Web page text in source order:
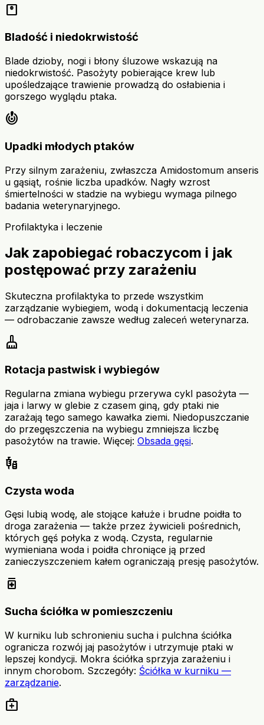
monitor_weight
Bladość i niedokrwistość
Blade dzioby, nogi i błony śluzowe wskazują na
niedokrwistość. Pasożyty pobierające krew lub
upośledzające trawienie prowadzą do osłabienia i
gorszego wyglądu ptaka.
crisis_alert
Upadki młodych ptaków
Przy silnym zarażeniu, zwłaszcza Amidostomum anseris
u gąsiąt, rośnie liczba upadków. Nagły wzrost
śmiertelności w stadzie na wybiegu wymaga pilnego
badania weterynaryjnego.
Profilaktyka i leczenie
Jak zapobiegać robaczycom i jak
postępować przy zarażeniu
Skuteczna profilaktyka to przede wszystkim
zarządzanie wybiegiem, wodą i dokumentacją leczenia
— odrobaczanie zawsze według zaleceń weterynarza.
cleaning_services
Rotacja pastwisk i wybiegów
Regularna zmiana wybiegu przerywa cykl pasożyta —
jaja i larwy w glebie z czasem giną, gdy ptaki nie
zarażają tego samego kawałka ziemi. Niedopuszczanie
do przegęszczenia na wybiegu zmniejsza liczbę
pasożytów na trawie. Więcej: Obsada gęsi.
vaccines
Czysta woda
Gęsi lubią wodę, ale stojące kałuże i brudne poidła to
droga zarażenia — także przez żywicieli pośrednich,
których gęś połyka z wodą. Czysta, regularnie
wymieniana woda i poidła chroniące ją przed
zanieczyszczeniem kałem ograniczają presję pasożytów.
medication
Sucha ściółka w pomieszczeniu
W kurniku lub schronieniu sucha i pulchna ściółka
ogranicza rozwój jaj pasożytów i utrzymuje ptaki w
lepszej kondycji. Mokra ściółka sprzyja zarażeniu i
innym chorobom. Szczegóły: Ściółka w kurniku —
zarządzanie.
medical_services